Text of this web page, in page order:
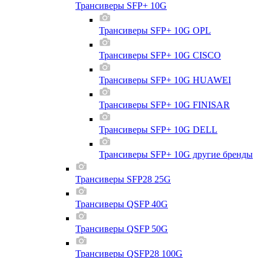
Трансиверы SFP+ 10G
Трансиверы SFP+ 10G OPL
Трансиверы SFP+ 10G CISCO
Трансиверы SFP+ 10G HUAWEI
Трансиверы SFP+ 10G FINISAR
Трансиверы SFP+ 10G DELL
Трансиверы SFP+ 10G другие бренды
Трансиверы SFP28 25G
Трансиверы QSFP 40G
Трансиверы QSFP 50G
Трансиверы QSFP28 100G